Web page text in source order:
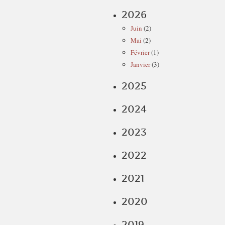
2026
Juin (2)
Mai (2)
Février(1)
Janvier(3)
2025
2024
2023
2022
2021
2020